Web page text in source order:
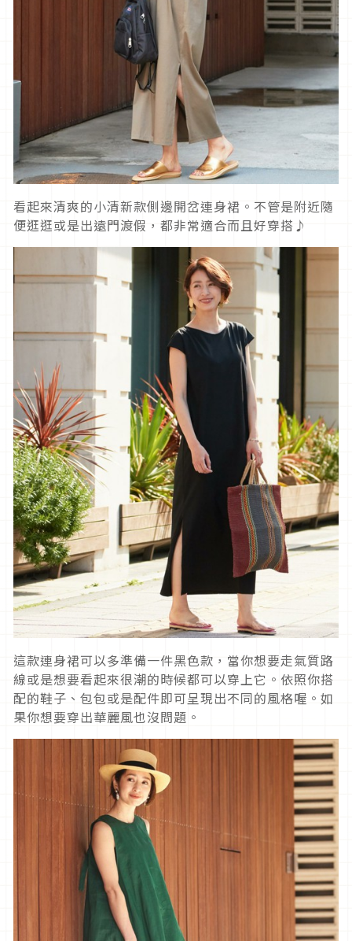
看起來清爽的小清新款側邊開岔連身裙。不管是附近隨
便逛逛或是出遠門渡假，都非常適合而且好穿搭♪
這款連身裙可以多準備一件黑色款，當你想要走氣質路
線或是想要看起來很潮的時候都可以穿上它。依照你搭
配的鞋子、包包或是配件即可呈現出不同的風格喔。如
果你想要穿出華麗風也沒問題。